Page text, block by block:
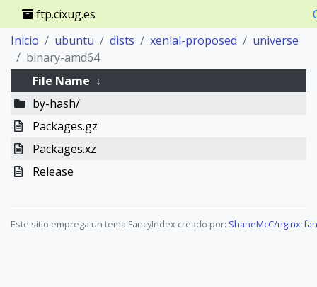
ftp.cixug.es
Inicio
ubuntu dists xenial-proposed
universe
binary-amd64
File Name ↓
by-hash/
Packages.gz
Packages.xz
Release
Este sitio emprega un tema FancyIndex creado por: ShaneMcC/nginx-